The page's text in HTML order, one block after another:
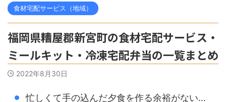
食材宅配サービス（地域）
福岡県糟屋郡新宮町の食材宅配サービス・
ミールキット・冷凍宅配弁当の一覧まとめ
2022年8月30日
忙しくて手の込んだ夕食を作る余裕がない…